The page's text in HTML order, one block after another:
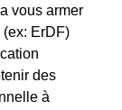
vous armer
ErDF)
des
à